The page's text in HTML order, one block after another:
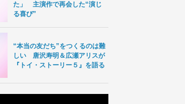
た」 主演作で再会した“演じ
る喜び”
“本当の友だち”をつくるのは難
しい 唐沢寿明＆広瀬アリスが
『トイ・ストーリー５』を語る